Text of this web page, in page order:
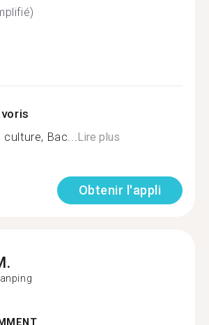
culture, Bac...Lire plus
Obtenir l'appli